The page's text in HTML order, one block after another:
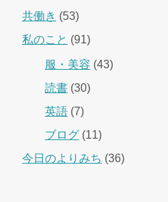
共働き (53)
私のこと (91)
服・美容 (43)
読書 (30)
英語 (7)
ブログ (11)
今日のよりみち (36)